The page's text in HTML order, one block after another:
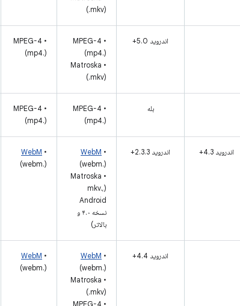
(.mkv)
اندروید 5.0+
• MPEG-4
(mp4.)
• Matroska
(.mkv)
• MPEG-4
(mp4.)
بله
• MPEG-4
(mp4.)
• MPEG-4
(mp4.)
اندروید 4.3+ اندروید 2.3.3+ •
WebM
(webm.)
• Matroska
(mkv.،
Android
نسخه ۴.۰ و
بالاتر)
•
WebM
(webm.)
اندروید 4.4+ •
WebM
(webm.)
• Matroska
(.mkv)
• MPEG-4
•
WebM
(webm.)